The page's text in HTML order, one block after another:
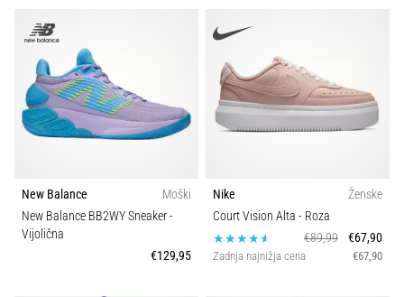
New Balance
Moški
New Balance BB2WY Sneaker-
Vijolična
€129,95
Nike
Ženske
Court Vision Alta - Roza
€89,99
€67,90
Zadnja najnižja cena €67,90